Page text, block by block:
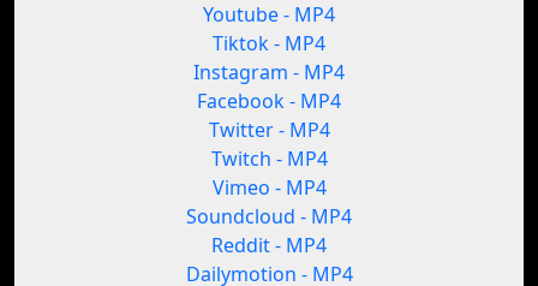
Youtube - MP4
Tiktok - MP4
Instagram - MP4
Facebook - MP4
Twitter - MP4
Twitch - MP4
Vimeo - MP4
Soundcloud - MP4
Reddit - MP4
Dailymotion - MP4